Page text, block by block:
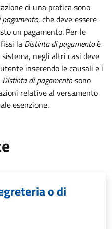
di una pratica sono
, che deve essere
un pagamento. Per le
la Distinta di pagamentoè
negli altri casi deve
inserendo le causali e i
Distinta di pagamentosono
relative al versamento
esenzione.
o di